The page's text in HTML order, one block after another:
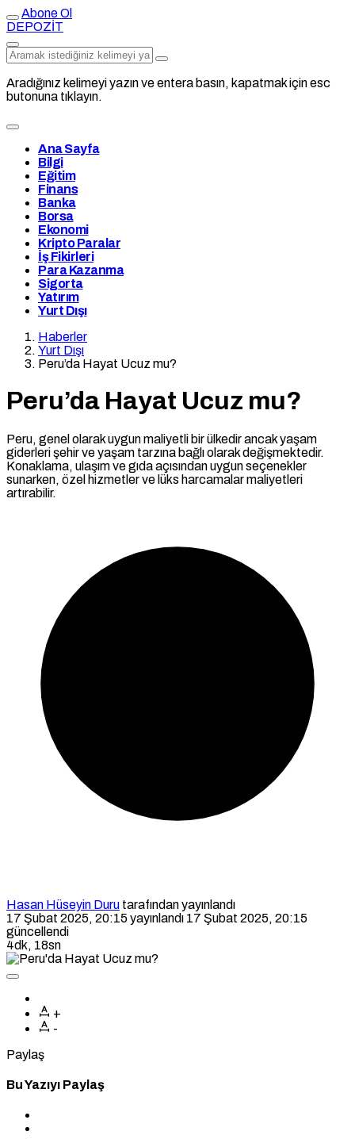
Abone Ol
DEPOZİT
Aradığınız kelimeyi yazın ve entera basın, kapatmak için esc
butonuna tıklayın.
Ana Sayfa
Bilgi
Eğitim
Finans
Banka
Borsa
Ekonomi
Kripto Paralar
İş Fikirleri
Para Kazanma
Sigorta
Yatırım
Yurt Dışı
Haberler
Yurt Dışı
Peru’da Hayat Ucuz mu?
Peru’da Hayat Ucuz mu?
Peru, genel olarak uygun maliyetli bir ülkedir ancak yaşam
giderleri şehir ve yaşam tarzına bağlı olarak değişmektedir.
Konaklama, ulaşım ve gıda açısından uygun seçenekler
sunarken, özel hizmetler ve lüks harcamalar maliyetleri
artırabilir.
Hasan Hüseyin Duru tarafından yayınlandı
17 Şubat 2025, 20:15 yayınlandı 17 Şubat 2025, 20:15
güncellendi
4dk, 18sn
+
-
Paylaş
Bu Yazıyı Paylaş